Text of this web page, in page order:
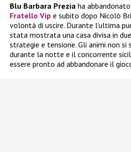
Blu Barbara Prezia ha
Fratello Vip e subito dopo Nicolò
volontà di uscire. Durante l’ultima
stata mostrata una casa divisa in
strategie e tensione. Gli animi non si
durante la notte e il concorrente
essere pronto ad abbandonare il